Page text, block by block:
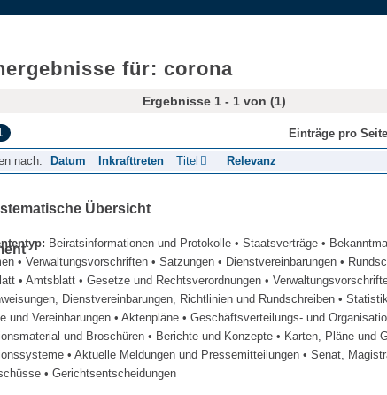
für: corona
Ergebnisse 1 - 1 von (1)
Einträge pro Seite
nach: Datum Inkrafttreten Titel Relevanz
Übersicht
Beiratsinformationen und Protokolle • Staatsverträge •
• Verwaltungsvorschriften • Satzungen • Dienstvereinbarungen •
• Amtsblatt • Gesetze und Rechtsverordnungen •
Dienstvereinbarungen, Richtlinien und Rundschreiben •
und Vereinbarungen • Aktenpläne • Geschäftsverteilungs- und
und Broschüren • Berichte und Konzepte • Karten, Pläne und
• Aktuelle Meldungen und Pressemitteilungen • Senat,
• Gerichtsentscheidungen